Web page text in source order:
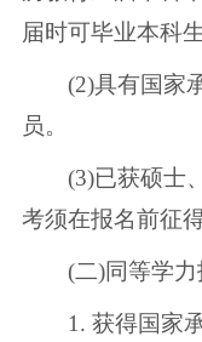
届时可毕业本科生
(2)具有国家承
员。
(3)已获硕士、
考须在报名前征
(二)同等学力
1. 获得国家承